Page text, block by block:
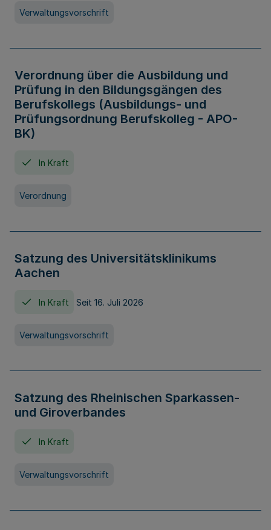
Verwaltungsvorschrift
Verordnung über die Ausbildung und
Prüfung in den Bildungsgängen des
Berufskollegs (Ausbildungs- und
Prüfungsordnung Berufskolleg - APO-
BK)
In Kraft
Verordnung
Satzung des Universitätsklinikums
Aachen
In Kraft Seit 16. Juli 2026
Verwaltungsvorschrift
Satzung des Rheinischen Sparkassen-
und Giroverbandes
In Kraft
Verwaltungsvorschrift